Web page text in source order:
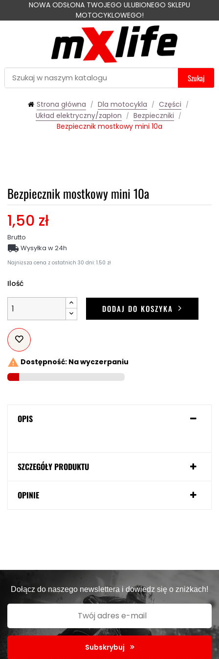
NOWA ODSŁONA TWOJEGO ULUBIONEGO SKLEPU
MOTOCYKLOWEGO!
Szukaj
Strona główna Dla motocykla
Części
Układ elektryczny/zapłon
Bezpieczniki
Bezpiecznik mostkowy mini 10a
Bezpiecznik mostkowy mini 10a
1,50 zł
Brutto
Najniższa cena z ostatnich 30 dni: 1.50 zł
 Wysyłka w 24h
Ilość
DODAJ DO KOSZYKA
 Dostępność: Na wyczerpaniu
OPIS
SZCZEGÓŁY PRODUKTU
OPINIE
Dołącz do naszego newslettera i dowiedz się o zniżkach!
Subskrybuj